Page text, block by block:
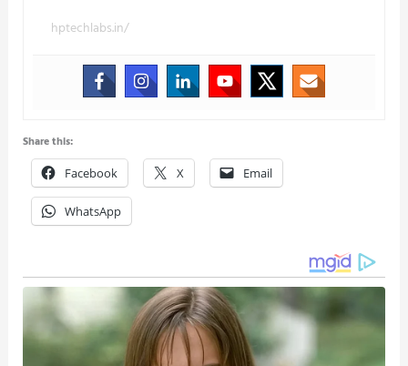
hptechlabs.in/
Share this:
Facebook X Email
WhatsApp